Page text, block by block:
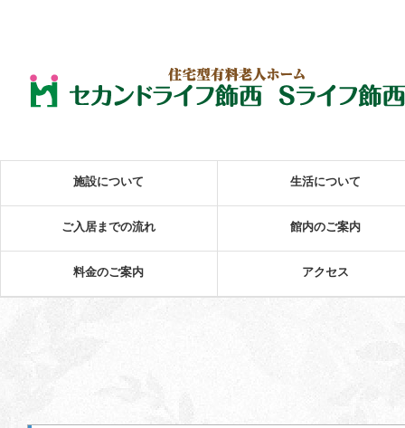
施設について 生活について
ご入居までの流れ 館内のご案内
料金のご案内 アクセス